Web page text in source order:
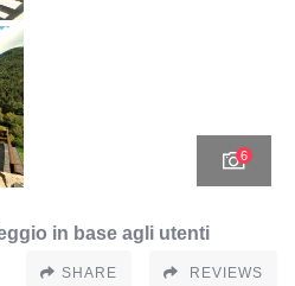
6
in base agli utenti
SHARE REVIEWS